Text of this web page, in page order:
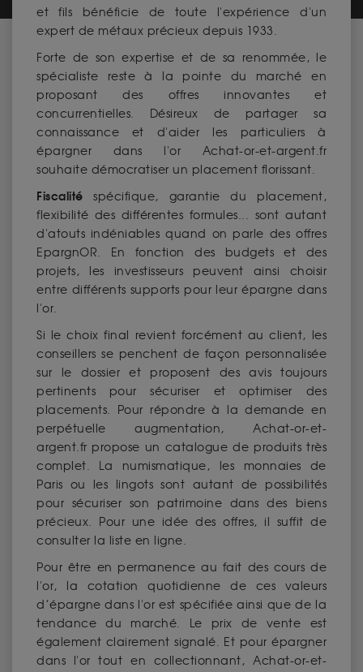
et fils bénéficie de toute l'expérience d'un
expert de métaux précieux depuis 1933.
Forte de son expertise et de sa renommée, le
spécialiste reste à la pointe du marché en
proposant des offres innovantes et
concurrentielles. Désireux de partager sa
connaissance et d'aider les particuliers à
épargner dans l'or Achat-or-et-argent.fr
souhaite démocratiser un placement florissant.
Fiscalité spécifique, garantie du placement,
flexibilité des différentes formules... sont autant
d'atouts indéniables quand on parle des offres
EpargnOR. En fonction des budgets et des
projets, les investisseurs peuvent ainsi choisir
entre différents supports pour leur épargne dans
l'or.
Si le choix final revient forcément au client, les
conseillers se penchent de façon personnalisée
sur le dossier et proposent des avis toujours
pertinents pour sécuriser et optimiser des
placements. Pour répondre à la demande en
perpétuelle augmentation, Achat-or-et-
argent.fr propose un catalogue de produits très
complet. La numismatique, les monnaies de
Paris ou les lingots sont autant de possibilités
pour sécuriser son patrimoine dans des biens
précieux. Pour une idée des offres, il suffit de
consulter la liste en ligne.
Pour être en permanence au fait des cours de
l'or, la cotation quotidienne de ces valeurs
d’épargne dans l'or est spécifiée ainsi que de la
tendance du marché. Le prix de vente est
également clairement signalé. Et pour épargner
dans l'or tout en collectionnant, Achat-or-et-